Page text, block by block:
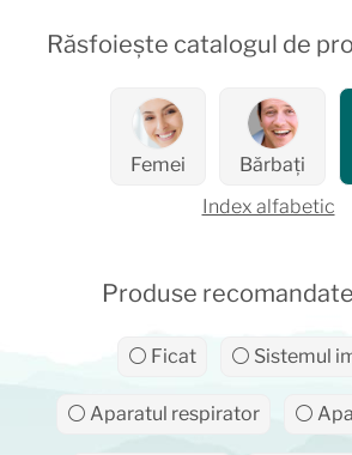
Răsfoiește catalogul de
Femei Bărbați
Index alfabetic
Produse
⚪ Ficat ⚪ Sistemul
⚪ Aparatul respirator ⚪